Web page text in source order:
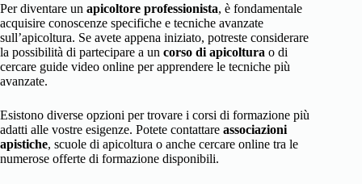
Per diventare un apicoltore professionista, è fondamentale
acquisire conoscenze specifiche e tecniche avanzate
sull’apicoltura. Se avete appena iniziato, potreste considerare
la possibilità di partecipare a un corso di apicoltura o di
cercare guide video online per apprendere le tecniche più
avanzate.
Esistono diverse opzioni per trovare i corsi di formazione più
adatti alle vostre esigenze. Potete contattare associazioni
apistiche, scuole di apicoltura o anche cercare online tra le
numerose offerte di formazione disponibili.